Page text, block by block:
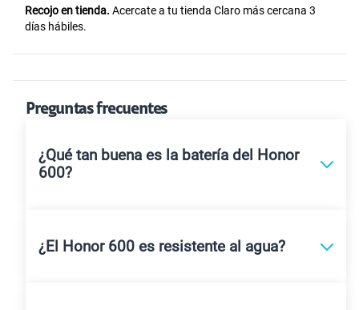
Recojo en tienda. Acercate a tu tienda Claro más cercana 3
días hábiles.
Preguntas frecuentes
¿Qué tan buena es la batería del Honor
600?
¿El Honor 600 es resistente al agua?